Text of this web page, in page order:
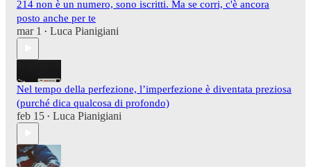
214 non è un numero, sono iscritti. Ma se corri, c'è ancora
posto anche per te
mar 1 • Luca Pianigiani
Nel tempo della perfezione, l’imperfezione è diventata preziosa
(purché dica qualcosa di profondo)
feb 15 • Luca Pianigiani